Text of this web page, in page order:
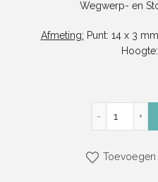
Wegwerp- en
Afmeting: Punt: 14 x 3